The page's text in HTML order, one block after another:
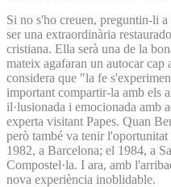
Si no s'ho creuen, preguntin-li
ser una extraordinària
cristiana. Ella serà una de la
mateix agafaran un autocar
considera que "la fe
important compartir-la amb els
il·lusionada i emocionada amb
experta visitant Papes. Quan
però també va tenir
1982, a Barcelona; el 1984, a
Compostel·la. I ara, amb
nova experiència inoblidable.